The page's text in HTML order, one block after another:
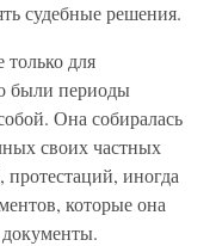
судебные решения.
для
были периоды
Она собиралась
своих частных
протестаций, иногда
которые она